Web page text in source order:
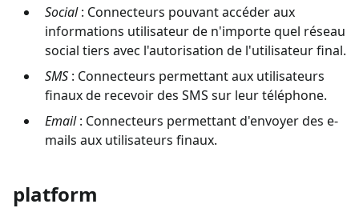
Social: Connecteurs pouvant accéder aux
informations utilisateur de n'importe quel réseau
social tiers avec l'autorisation de l'utilisateur final.
SMS : Connecteurs permettant aux utilisateurs
finaux de recevoir des SMS sur leur téléphone.
Email: Connecteurs permettant d'envoyer des e-
mails aux utilisateurs finaux.
platform